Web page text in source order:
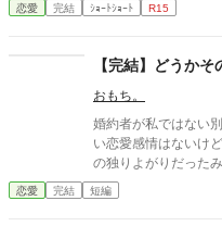
恋愛 完結 ｼｮｰﾄｼｮｰﾄ R15
【完結】どうか
おもち。
婚約者が私ではない
い恋愛感情はないけ
の独りよがりだった
裂くお飾りの婚約者
までも貴方を私に縛
恋愛 完結 短編